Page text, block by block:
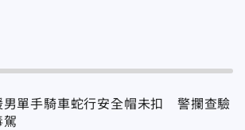
男單手騎車蛇行安全帽未扣 警攔查驗
駕